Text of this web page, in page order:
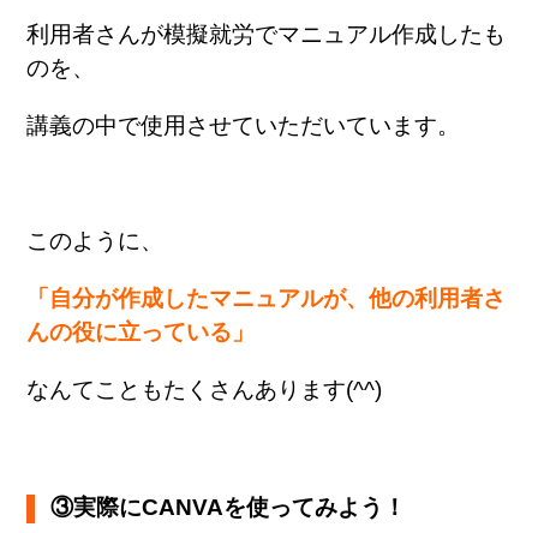
利用者さんが模擬就労でマニュアル作成したも
のを、
講義の中で使用させていただいています。
このように、
「自分が作成したマニュアルが、他の利用者さ
んの役に立っている」
なんてこともたくさんあります(^^)
③実際にCANVAを使ってみよう！